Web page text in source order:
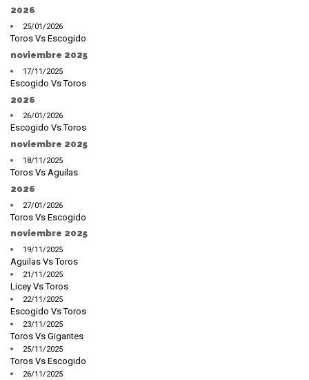
2026
25/01/2026
Toros Vs Escogido
noviembre 2025
17/11/2025
Escogido Vs Toros
2026
26/01/2026
Escogido Vs Toros
noviembre 2025
18/11/2025
Toros Vs Aguilas
2026
27/01/2026
Toros Vs Escogido
noviembre 2025
19/11/2025
Aguilas Vs Toros
21/11/2025
Licey Vs Toros
22/11/2025
Escogido Vs Toros
23/11/2025
Toros Vs Gigantes
25/11/2025
Toros Vs Escogido
26/11/2025